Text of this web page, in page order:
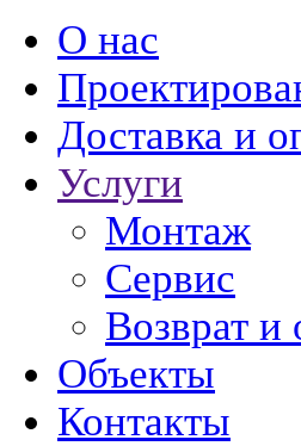
О нас
Доставка и
Услуги
Монтаж
Сервис
Возврат и
Объекты
Контакты